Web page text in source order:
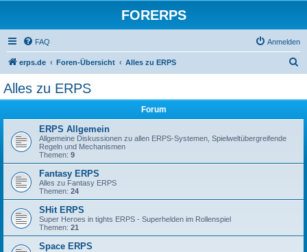
FORERPS
FAQ Anmelden
erps.de Foren-Übersicht Alles zu ERPS
Alles zu ERPS
Forum
ERPS Allgemein
Allgemeine Diskussionen zu allen ERPS-Systemen, Spielweltübergreifende
Regeln und Mechanismen
Themen: 9
Fantasy ERPS
Alles zu Fantasy ERPS
Themen: 24
SHit ERPS
Super Heroes in tights ERPS - Superhelden im Rollenspiel
Themen: 21
Space ERPS